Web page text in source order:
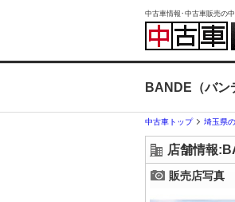
中古車情報･中古車販売の
BANDE（バン
中古車トップ 埼玉県
店舗情報
販売店写真